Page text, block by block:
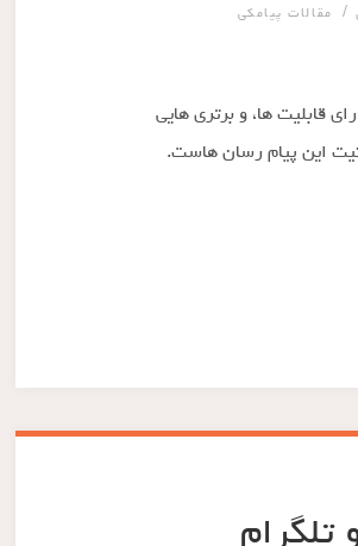
/ مقالات پیامکی
قابلیت ها، و برتری هایی
این پیام رسان هاست.
تلگرام